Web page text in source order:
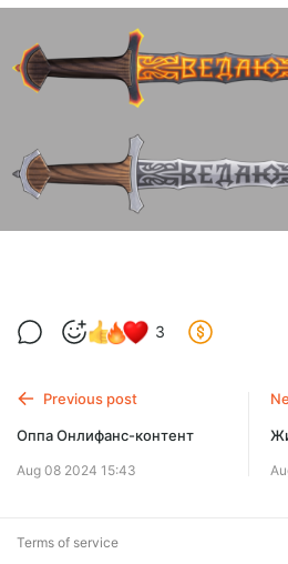
3
Previous post
Оппа Онлифанс-контент
Aug 08 2024 15:43
Terms of service